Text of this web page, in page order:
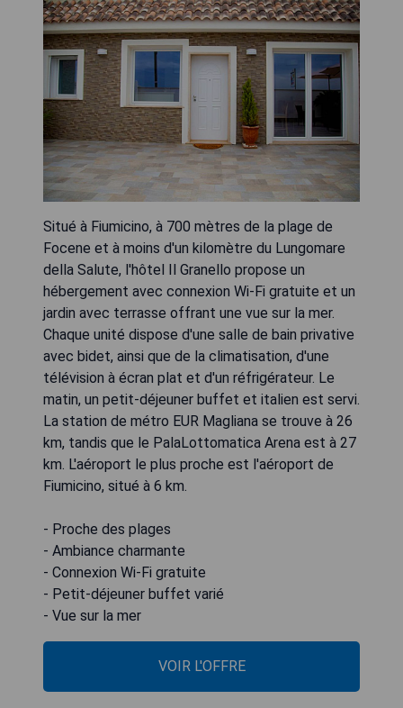
Situé à Fiumicino, à 700 mètres de la plage de
Focene et à moins d'un kilomètre du Lungomare
della Salute, l'hôtel Il Granello propose un
hébergement avec connexion Wi-Fi gratuite et un
jardin avec terrasse offrant une vue sur la mer.
Chaque unité dispose d'une salle de bain privative
avec bidet, ainsi que de la climatisation, d'une
télévision à écran plat et d'un réfrigérateur. Le
matin, un petit-déjeuner buffet et italien est servi.
La station de métro EUR Magliana se trouve à 26
km, tandis que le PalaLottomatica Arena est à 27
km. L'aéroport le plus proche est l'aéroport de
Fiumicino, situé à 6 km.
- Proche des plages
- Ambiance charmante
- Connexion Wi-Fi gratuite
- Petit-déjeuner buffet varié
- Vue sur la mer
VOIR L'OFFRE